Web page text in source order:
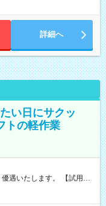
詳細へ
い日にサクッ
トの軽作業
します。 【試用期